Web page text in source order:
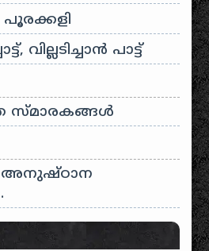
വില്ലടിച്ചാൻ പാട്ട്
സ്മാരകങ്ങൾ